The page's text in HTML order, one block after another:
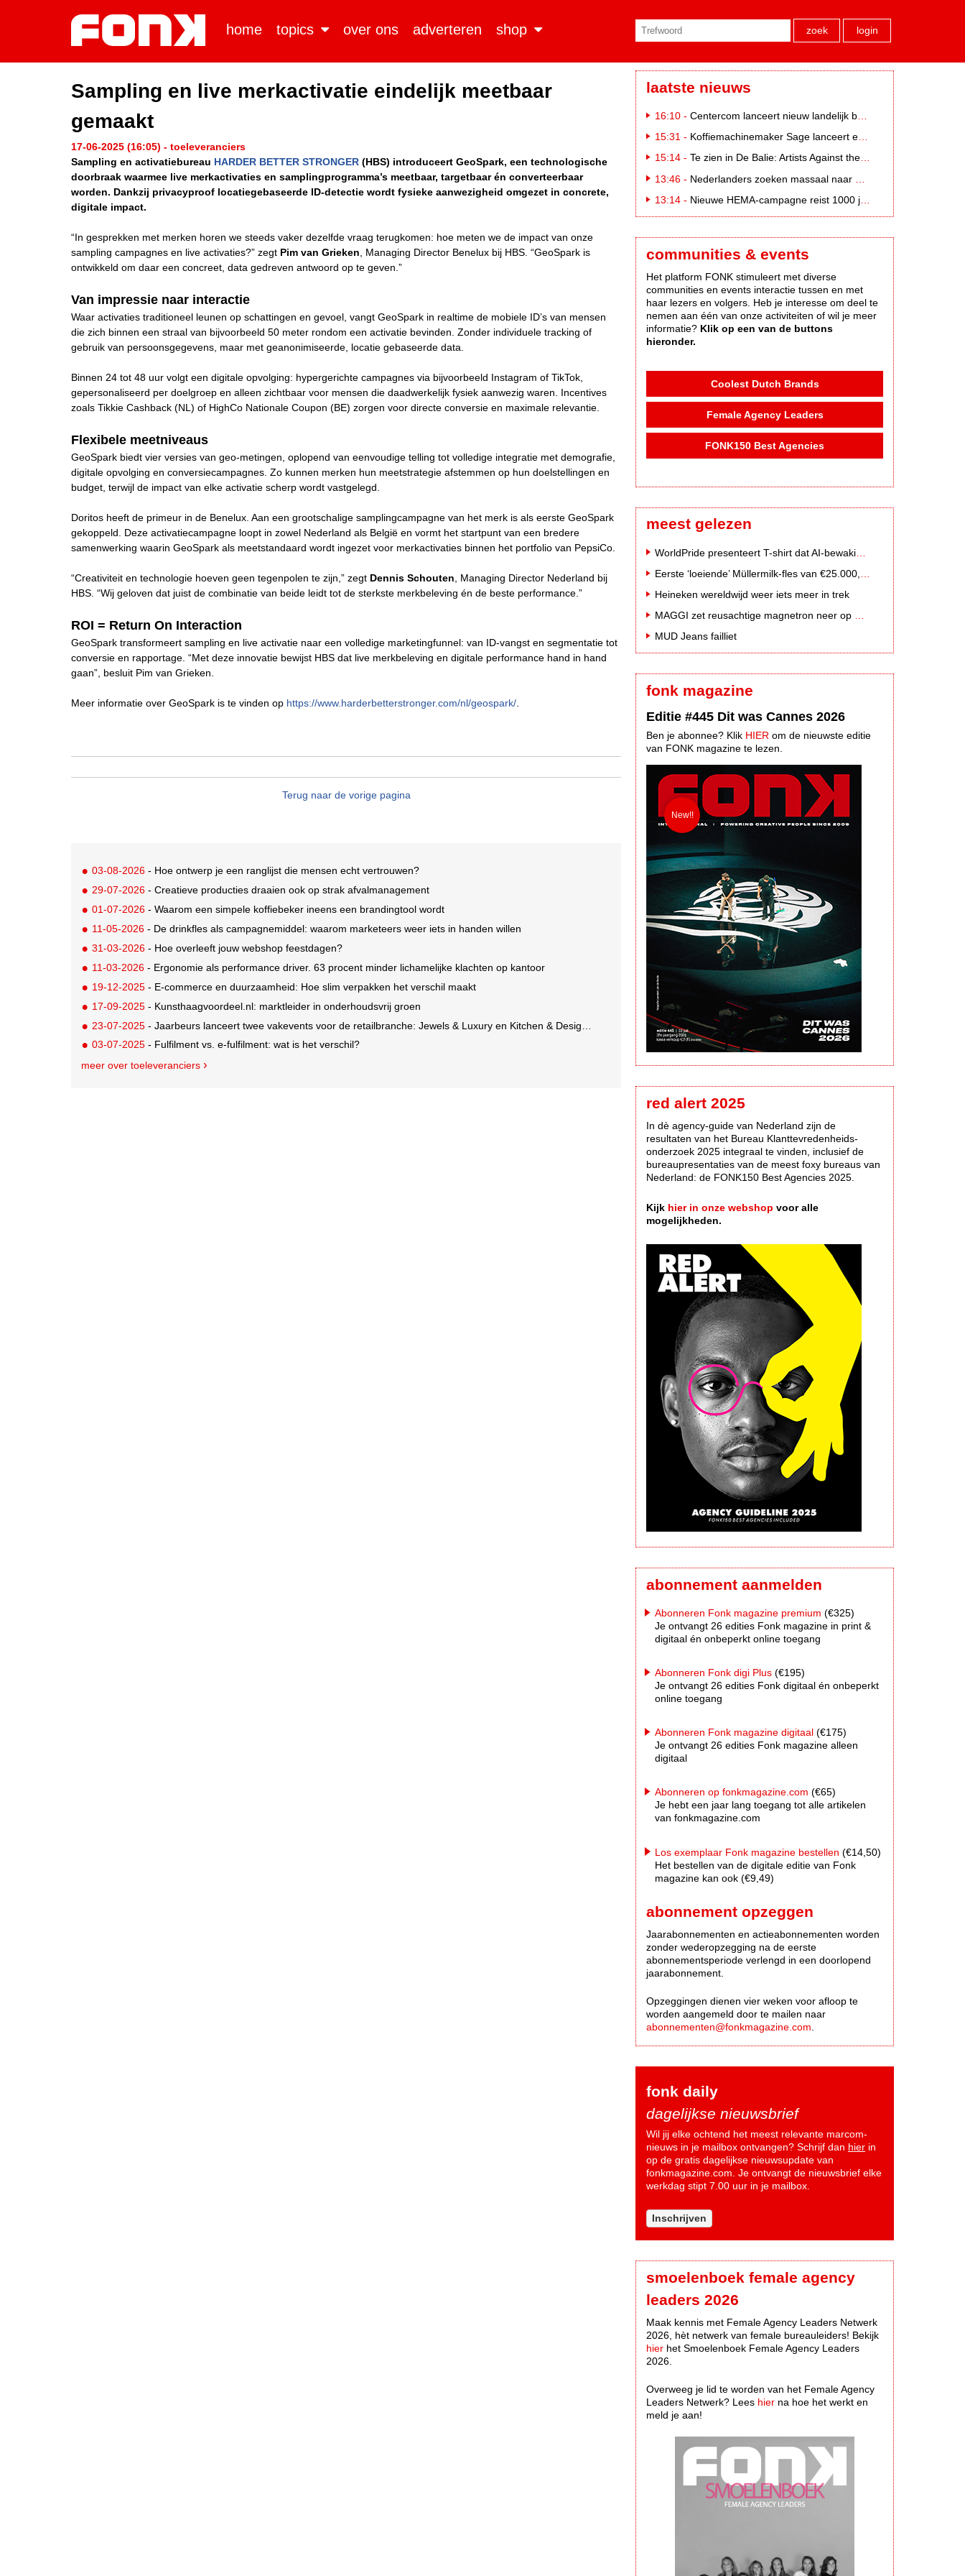
home topics over ons adverteren shop zoek login
Sampling en live merkactivatie eindelijk meetbaar
gemaakt
17-06-2025 (16:05) - toeleveranciers
Sampling en activatiebureau HARDER BETTER STRONGER (HBS) introduceert GeoSpark, een technologische
doorbraak waarmee live merkactivaties en samplingprogramma’s meetbaar, targetbaar én converteerbaar
worden. Dankzij privacyproof locatiegebaseerde ID-detectie wordt fysieke aanwezigheid omgezet in concrete,
digitale impact.
“In gesprekken met merken horen we steeds vaker dezelfde vraag terugkomen: hoe meten we de impact van onze
sampling campagnes en live activaties?” zegt Pim van Grieken , Managing Director Benelux bij HBS. “GeoSpark is
ontwikkeld om daar een concreet, data gedreven antwoord op te geven.”
Van impressie naar interactie
Waar activaties traditioneel leunen op schattingen en gevoel, vangt GeoSpark in realtime de mobiele ID’s van mensen
die zich binnen een straal van bijvoorbeeld 50 meter rondom een activatie bevinden. Zonder individuele tracking of
gebruik van persoonsgegevens, maar met geanonimiseerde, locatie gebaseerde data.
Binnen 24 tot 48 uur volgt een digitale opvolging: hypergerichte campagnes via bijvoorbeeld Instagram of TikTok,
gepersonaliseerd per doelgroep en alleen zichtbaar voor mensen die daadwerkelijk fysiek aanwezig waren. Incentives
zoals Tikkie Cashback (NL) of HighCo Nationale Coupon (BE) zorgen voor directe conversie en maximale relevantie.
Flexibele meetniveaus
GeoSpark biedt vier versies van geo-metingen, oplopend van eenvoudige telling tot volledige integratie met demografie,
digitale opvolging en conversiecampagnes. Zo kunnen merken hun meetstrategie afstemmen op hun doelstellingen en
budget, terwijl de impact van elke activatie scherp wordt vastgelegd.
Doritos heeft de primeur in de Benelux. Aan een grootschalige samplingcampagne van het merk is als eerste GeoSpark
gekoppeld. Deze activatiecampagne loopt in zowel Nederland als België en vormt het startpunt van een bredere
samenwerking waarin GeoSpark als meetstandaard wordt ingezet voor merkactivaties binnen het portfolio van PepsiCo.
“Creativiteit en technologie hoeven geen tegenpolen te zijn,” zegt Dennis Schouten , Managing Director Nederland bij
HBS. “Wij geloven dat juist de combinatie van beide leidt tot de sterkste merkbeleving én de beste performance.”
ROI = Return On Interaction
GeoSpark transformeert sampling en live activatie naar een volledige marketingfunnel: van ID-vangst en segmentatie tot
conversie en rapportage. “Met deze innovatie bewijst HBS dat live merkbeleving en digitale performance hand in hand
gaan”, besluit Pim van Grieken.
Meer informatie over GeoSpark is te vinden op https://www.harderbetterstronger.com/nl/geospark/
Terug naar de vorige pagina
03-08-2026 - Hoe ontwerp je een ranglijst die mensen echt vertrouwen?
29-07-2026 - Creatieve producties draaien ook op strak afvalmanagement
01-07-2026 - Waarom een simpele koffiebeker ineens een brandingtool wordt
11-05-2026 - De drinkfles als campagnemiddel: waarom marketeers weer iets in handen willen
31-03-2026 - Hoe overleeft jouw webshop feestdagen?
11-03-2026 - Ergonomie als performance driver. 63 procent minder lichamelijke klachten op kantoor
19-12-2025 - E-commerce en duurzaamheid: Hoe slim verpakken het verschil maakt
17-09-2025 - Kunsthaagvoordeel.nl: marktleider in onderhoudsvrij groen
23-07-2025 - Jaarbeurs lanceert twee vakevents voor de retailbranche: Jewels & Luxury en Kitchen & Design Days 2026
03-07-2025 - Fulfilment vs. e-fulfilment: wat is het verschil?
meer over toeleveranciers
laatste nieuws
16:10 - Centercom lanceert nieuw landelijk buitereclamenetwerk: City Cubes
15:31 - Koffiemachinemaker Sage lanceert e-commerceplatform voor koffieliefhebbers
15:14 - Te zien in De Balie: Artists Against the Kremlin III
13:46 - Nederlanders zoeken massaal naar eclipsbrillen op Marktplaats
13:14 - Nieuwe HEMA-campagne reist 1000 jaar terug in de tijd naar 'Hemastein'
communities & events
Het platform FONK stimuleert met diverse
communities en events interactie tussen en met
haar lezers en volgers. Heb je interesse om deel te
nemen aan één van onze activiteiten of wil je meer
informatie? Klik op een van de buttons
hieronder.
Coolest Dutch Brands
Female Agency Leaders
FONK150 Best Agencies
meest gelezen
Heineken wereldwijd weer iets meer in trek
MUD Jeans failliet
fonk magazine
Editie #445 Dit was Cannes 2026
Ben je abonnee? Klik HIER om de nieuwste editie
van FONK magazine te lezen.
red alert 2025
In dè agency-guide van Nederland zijn de
resultaten van het Bureau Klanttevredenheids-
onderzoek 2025 integraal te vinden, inclusief de
bureaupresentaties van de meest foxy bureaus van
Nederland: de FONK150 Best Agencies 2025.
Kijk hier in onze webshop voor alle
mogelijkheden.
abonnement aanmelden
Abonneren Fonk magazine premium (€325)
Je ontvangt 26 edities Fonk magazine in print &
digitaal én onbeperkt online toegang
Abonneren Fonk digi Plus (€195)
Je ontvangt 26 edities Fonk digitaal én onbeperkt
online toegang
Abonneren Fonk magazine digitaal (€175)
Je ontvangt 26 edities Fonk magazine alleen
digitaal
Abonneren op fonkmagazine.com (€65)
Je hebt een jaar lang toegang tot alle artikelen
van fonkmagazine.com
Los exemplaar Fonk magazine bestellen (€14,50)
Het bestellen van de digitale editie van Fonk
magazine kan ook (€9,49)
abonnement opzeggen
Jaarabonnementen en actieabonnementen worden
zonder wederopzegging na de eerste
abonnementsperiode verlengd in een doorlopend
jaarabonnement.
Opzeggingen dienen vier weken voor afloop te
worden aangemeld door te mailen naar
abonnementen@fonkmagazine.com
fonk daily
dagelijkse nieuwsbrief
Wil jij elke ochtend het meest relevante marcom-
nieuws in je mailbox ontvangen? Schrijf dan hier in
op de gratis dagelijkse nieuwsupdate van
fonkmagazine.com. Je ontvangt de nieuwsbrief elke
werkdag stipt 7.00 uur in je mailbox.
Inschrijven
smoelenboek female agency
leaders 2026
Maak kennis met Female Agency Leaders Netwerk
2026, hèt netwerk van female bureauleiders! Bekijk
hier het Smoelenboek Female Agency Leaders
2026.
Overweeg je lid te worden van het Female Agency
Leaders Netwerk? Lees hier na hoe het werkt en
meld je aan!